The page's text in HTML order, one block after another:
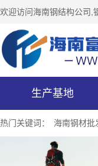
欢迎访问海南钢结构公
生产基地
热门关键词： 海南钢材批